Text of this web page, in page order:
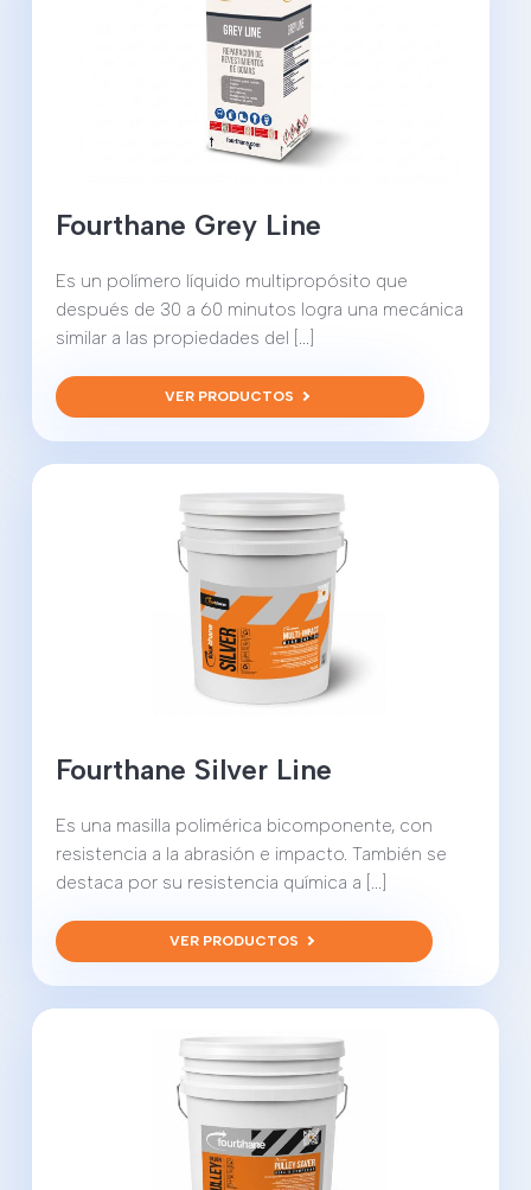
Fourthane Grey Line
Es un polímero líquido multipropósito que
después de 30 a 60 minutos logra una mecánica
similar a las propiedades del [...]
VER PRODUCTOS
Fourthane Silver Line
Es una masilla polimérica bicomponente, con
resistencia a la abrasión e impacto. También se
destaca por su resistencia química a [...]
VER PRODUCTOS